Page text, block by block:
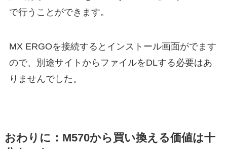
で行うことができます。
MX ERGOを接続するとインストール画面がでます
ので、別途サイトからファイルをDLする必要はあ
りませんでした。
おわりに：M570から買い換える価値は十